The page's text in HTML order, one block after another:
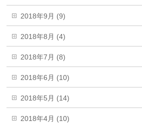
2018年9月 (9)
2018年8月 (4)
2018年7月 (8)
2018年6月 (10)
2018年5月 (14)
2018年4月 (10)